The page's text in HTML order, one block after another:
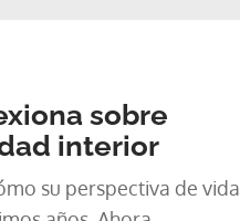
sobre
interior
su perspectiva de vida